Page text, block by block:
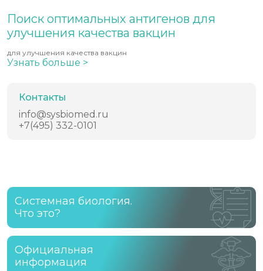
Поиск оптимальных антигенов для
улучшения качества вакцин
для улучшения качества вакцин
Узнать больше >
Контакты
info@sysbiomed.ru
+7(495) 332-0101
Системная биология.
Что это?
Официальная
информация